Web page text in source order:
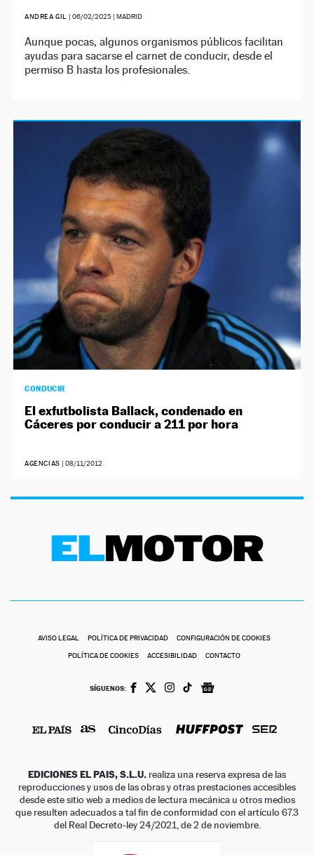
ANDREA GIL | 06/02/2025| MADRID
Aunque pocas, algunos organismos públicos facilitan
ayudas para sacarse el carnet de conducir, desde el
permiso B hasta los profesionales.
CONDUCIR
El exfutbolista Ballack, condenado en
Cáceres por conducir a 211 por hora
AGENCIAS | 08/11/2012
AVISO LEGAL POLÍTICA DE PRIVACIDAD CONFIGURACIÓN DE COOKIES
POLÍTICA DE COOKIES ACCESIBILIDAD CONTACTO
SÍGUENOS:
EDICIONES EL PAIS, S.L.U. realiza una reserva expresa de las
reproducciones y usos de las obras y otras prestaciones accesibles
desde este sitio web a medios de lectura mecánica u otros medios
que resulten adecuados a tal fin de conformidad con el artículo 67.3
del Real Decreto-ley 24/2021, de 2 de noviembre.